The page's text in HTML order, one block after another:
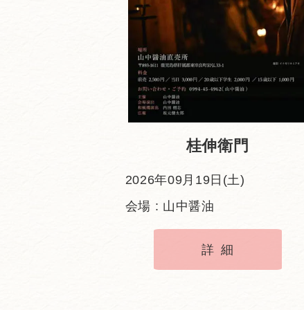
桂伸衛門
2026年09月19日(土)
会場 : 山中醤油
詳細